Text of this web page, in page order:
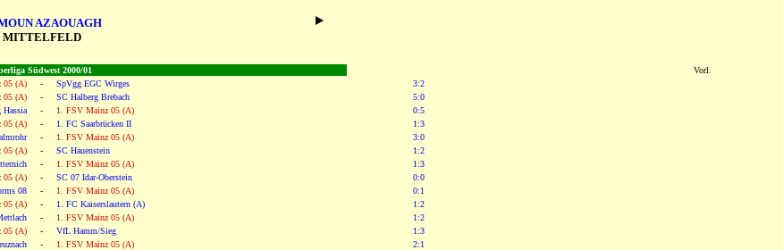
AZAOUAGH
MITTELFELD
Südwest 2000/01
Vorl.
05 (A) - SpVgg EGC Wirges
3:2
05 (A) - SC Halberg Brebach
5:0
- 1. FSV Mainz 05 (A)
0:5
05 (A) - 1. FC Saarbrücken II
1:3
- 1. FSV Mainz 05 (A)
3:0
05 (A) - SC Hauenstein
1:2
- 1. FSV Mainz 05 (A)
1:3
05 (A) - SC 07 Idar-Oberstein
0:0
08 - 1. FSV Mainz 05 (A)
0:1
05 (A) - 1. FC Kaiserslautern (A)
1:2
- 1. FSV Mainz 05 (A)
1:2
05 (A) - VfL Hamm/Sieg
1:3
- 1. FSV Mainz 05 (A)
2:1